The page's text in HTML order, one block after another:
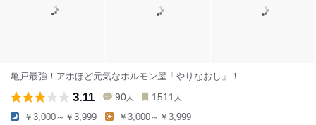
亀戸最強！アホほど元気なホルモン屋「やりなおし」！
3.11 90 人 1511 人
￥3,000～￥3,999 ￥3,000～￥3,999